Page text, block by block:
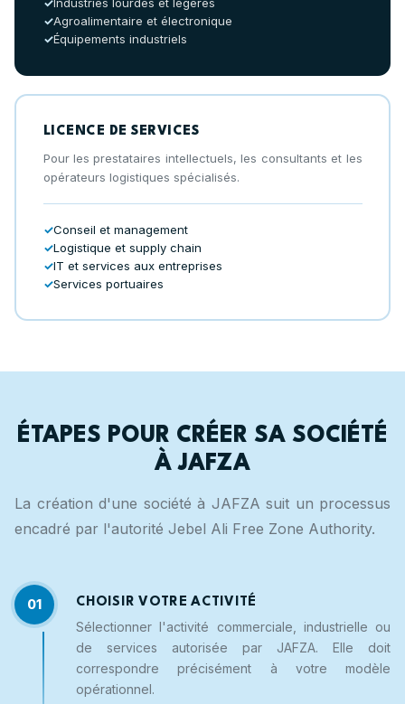
Agroalimentaire et électronique
Équipements industriels
LICENCE DE SERVICES
Pour les prestataires intellectuels, les consultants et les
opérateurs logistiques spécialisés.
Conseil et management
Logistique et supply chain
IT et services aux entreprises
Services portuaires
ÉTAPES POUR CRÉER SA SOCIÉTÉ
À JAFZA
La création d'une société à JAFZA suit un processus
encadré par l'autorité Jebel Ali Free Zone Authority.
01 CHOISIR VOTRE ACTIVITÉ
Sélectionner l'activité commerciale, industrielle ou
de services autorisée par JAFZA. Elle doit
correspondre précisément à votre modèle
opérationnel.